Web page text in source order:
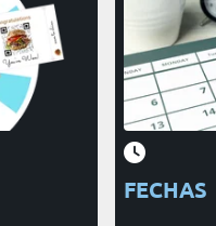
FECHAS